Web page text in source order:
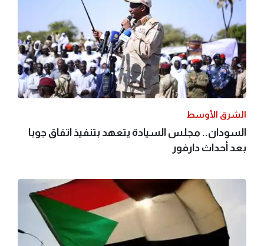
الشرق الأوسط
السودان.. مجلس السيادة يتعهد بتنفيذ اتفاق جوبا
بعد أحداث دارفور